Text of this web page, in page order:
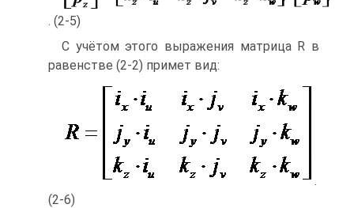
. (2-5)
С учётом этого выражения матрица R в
равенстве (2-2) примет вид:
.
(2-6)